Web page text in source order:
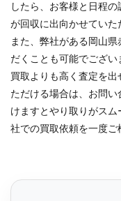
したら、お客様と日程
が回収に出向かせていた
また、弊社がある岡山
だくことも可能でござ
買取よりも高く査定を
ただける場合は、お問
けますとやり取りがス
社での買取依頼を一度ご